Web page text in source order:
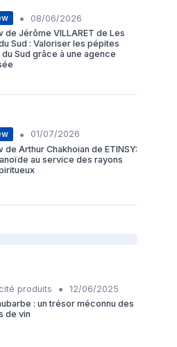
•
08/06/2026
de Jérôme VILLARET de Les
Sud : Valoriser les pépites
Sud grâce à une agence
•
01/07/2026
de Arthur Chakhoian de ETINSY:
au service des rayons
produits •
12/06/2025
: un trésor méconnu des
de vin